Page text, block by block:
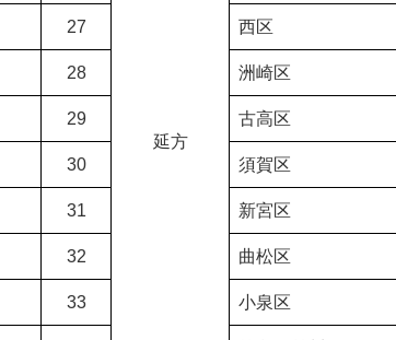
延方
27 西区
28 洲崎区
29 古高区
30 須賀区
31 新宮区
32 曲松区
33 小泉区